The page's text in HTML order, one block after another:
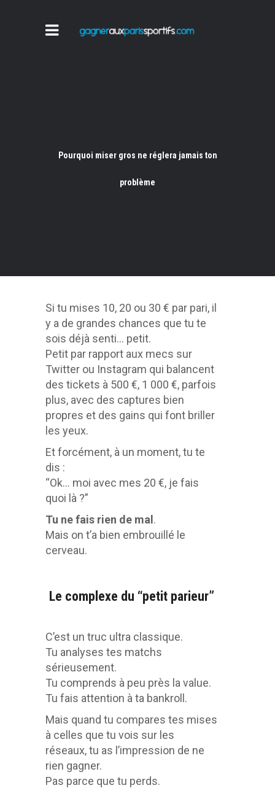
Pourquoi miser gros ne réglera jamais ton
problème
Si tu mises 10, 20 ou 30 € par pari, il
y a de grandes chances que tu te
sois déjà senti… petit.
Petit par rapport aux mecs sur
Twitter ou Instagram qui balancent
des tickets à 500 €, 1 000 €, parfois
plus, avec des captures bien
propres et des gains qui font briller
les yeux.
Et forcément, à un moment, tu te
dis :
“Ok… moi avec mes 20 €, je fais
quoi là ?”
Tu ne fais rien de mal .
Mais on t’a bien embrouillé le
cerveau.
Le complexe du “petit parieur”
C’est un truc ultra classique.
Tu analyses tes matchs
sérieusement.
Tu comprends à peu près la value.
Tu fais attention à ta bankroll.
Mais quand tu compares tes mises
à celles que tu vois sur les
réseaux, tu as l’impression de ne
rien gagner.
Pas parce que tu perds.